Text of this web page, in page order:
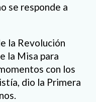
se responde a
la Revolución
la Misa para
con los
dio la Primera